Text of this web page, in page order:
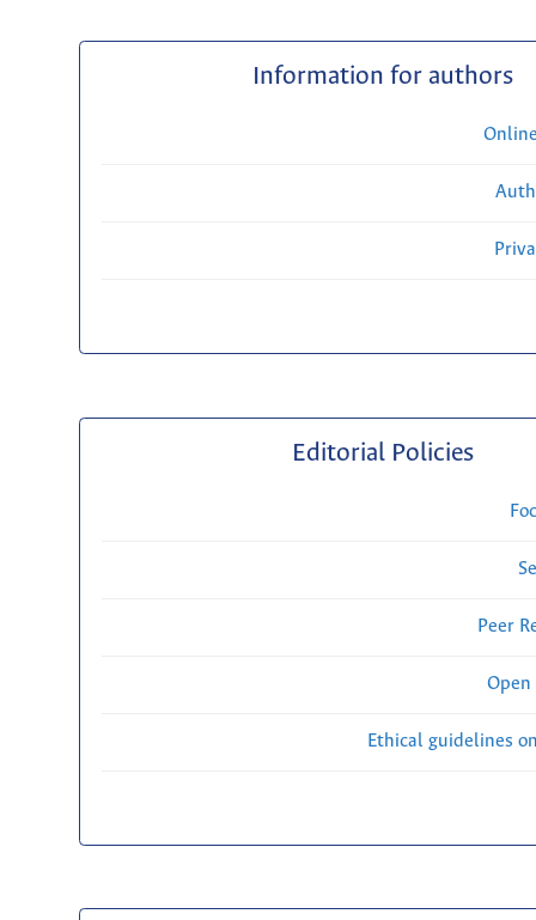
Information for authors
Editorial Policies
Peer
Open
Ethical guidelines